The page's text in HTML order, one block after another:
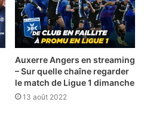
Auxerre Angers en streaming
– Sur quelle chaîne regarder
le match de Ligue 1 dimanche
13 août 2022